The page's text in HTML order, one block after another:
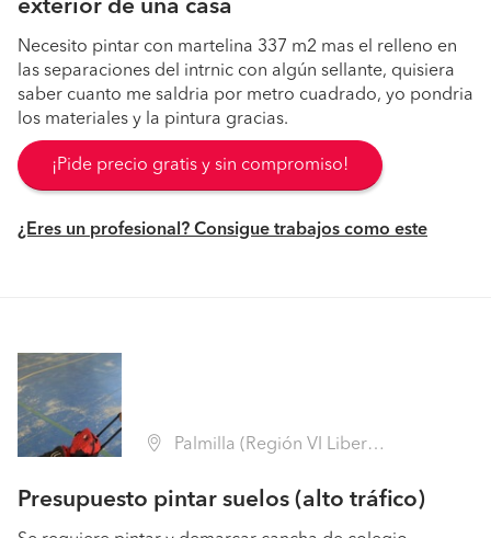
exterior de una casa
Necesito pintar con martelina 337 m2 mas el relleno en
las separaciones del intrnic con algún sellante, quisiera
saber cuanto me saldria por metro cuadrado, yo pondria
los materiales y la pintura gracias.
¡Pide precio gratis y sin compromiso!
¿Eres un profesional? Consigue trabajos como este
Palmilla (Región VI Libertador B. O'Higgins - Colchagua)
Presupuesto pintar suelos (alto tráfico)